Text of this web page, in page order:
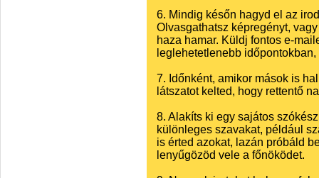
6. Mindig későn hagyd el az
Olvasgathatsz képregényt,
haza hamar. Küldj fontos e-
leglehetetlenebb
7. Időnként, amikor mások is
látszatot kelted, hogy rettentő
8. Alakíts ki egy sajátos
különleges szavakat, például
is érted azokat, lazán próbáld
lenyűgözöd vele a főnöködet.